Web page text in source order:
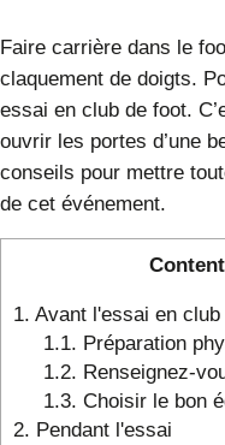
Faire carrière dans le
claquement de doigts.
essai en club de foot.
ouvrir les portes d’une
conseils pour mettre
de cet événement.
1. Avant l'essai en club
1.1. Préparation
1.2. Renseignez-
1.3. Choisir le bon
2. Pendant l'essai